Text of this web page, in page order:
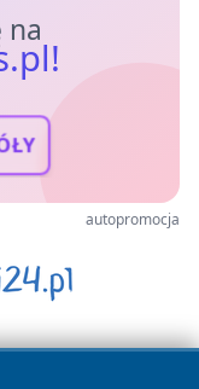
na
autopromocja